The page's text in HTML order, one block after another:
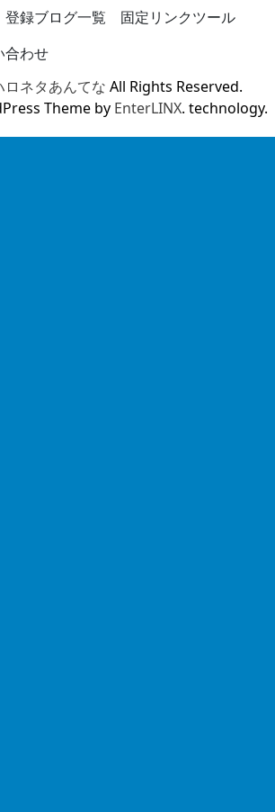
登録ブログ一覧
固定リンクツール
合わせ
ロネタあんてな All Rights Reserved.
Theme by EnterLINX. technology.